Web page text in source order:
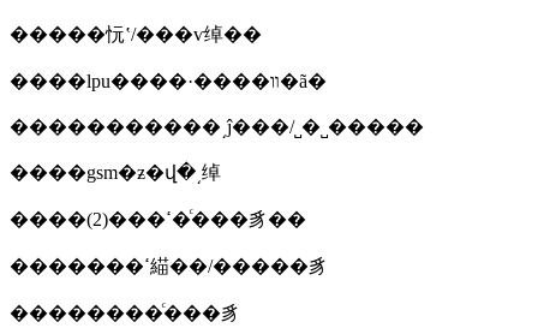
�����忨ʽ/���ѵ绰��
����lpu����·����װ�ã�
�����������͵ĵ���/˽�˽�����
����gsm�ƶ�վ�͵绰
����(2)���ߵ�ͨ���豸��
�������ߵ緢��/�����豸
��������ͨ���豸